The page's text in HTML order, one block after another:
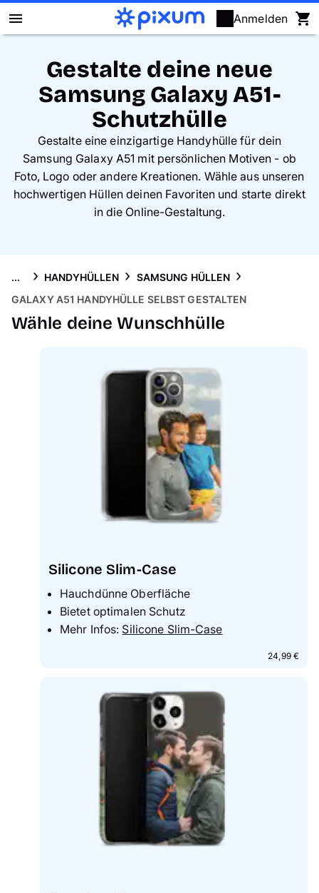
Anmelden
Wandbilder
Fotokalender
Handyhüllen
Gestalte deine neue
Samsung Galaxy A51-
Schutzhülle
Gestalte eine einzigartige Handyhülle für dein
Samsung Galaxy A51 mit persönlichen Motiven - ob
Foto, Logo oder andere Kreationen. Wähle aus unseren
hochwertigen Hüllen deinen Favoriten und starte direkt
in die Online-Gestaltung.
... HANDYHÜLLEN
SAMSUNG HÜLLEN
GALAXY A51 HANDYHÜLLE SELBST GESTALTEN
Wähle deine Wunschhülle
Silicone Slim-Case
Hauchdünne Oberfläche
Bietet optimalen Schutz
Mehr Infos: Silicone Slim-Case
24,99 €